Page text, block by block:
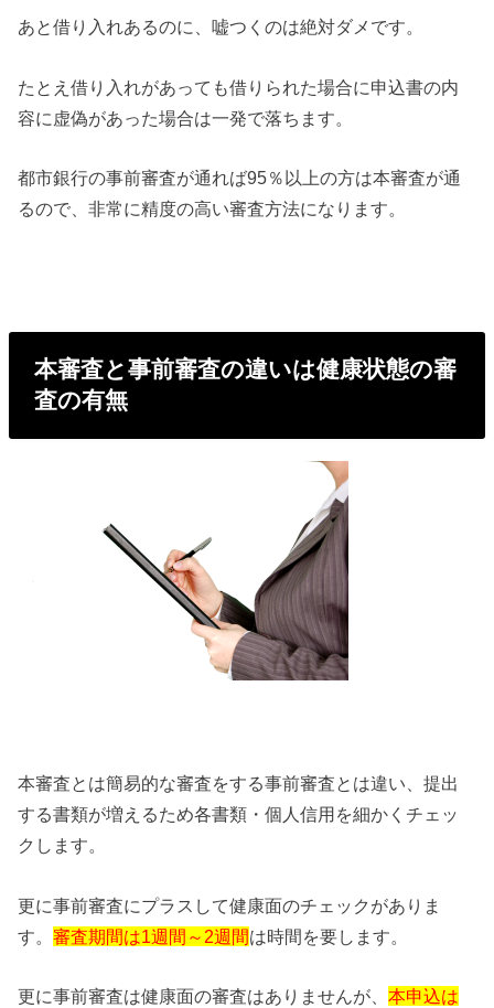
あと借り入れあるのに、嘘つくのは絶対ダメです。
たとえ借り入れがあっても借りられた場合に申込書の内
容に虚偽があった場合は一発で落ちます。
都市銀行の事前審査が通れば95％以上の方は本審査が通
るので、非常に精度の高い審査方法になります。
本審査と事前審査の違いは健康状態の審
査の有無
本審査とは簡易的な審査をする事前審査とは違い、提出
する書類が増えるため各書類・個人信用を細かくチェッ
クします。
更に事前審査にプラスして健康面のチェックがありま
す。審査期間は1週間～2週間は時間を要します。
更に事前審査は健康面の審査はありませんが、本申込は